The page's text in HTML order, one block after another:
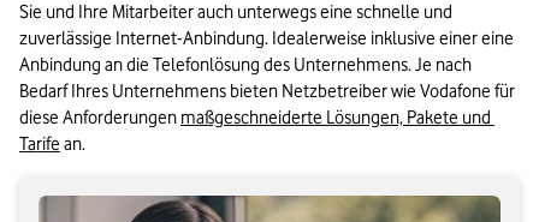
Sie und Ihre Mitarbeiter auch unterwegs eine schnelle und
zuverlässige Internet-Anbindung. Idealerweise inklusive einer eine
Anbindung an die Telefonlösung des Unternehmens. Je nach
Bedarf Ihres Unternehmens bieten Netzbetreiber wie Vodafone für
diese Anforderungen maßgeschneiderte Lösungen, Pakete und
Tarife an.